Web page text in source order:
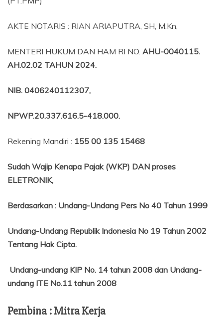
AKTE NOTARIS : RIAN ARIAPUTRA, SH, M.Kn,
MENTERI HUKUM DAN HAM RI NO. AHU-0040115.
AH.02.02 TAHUN 2024.
NIB. 0406240112307,
NPWP.20.337.616.5-418.000.
Rekening Mandiri : 155 00 135 15468
Sudah Wajip Kenapa Pajak (WKP) DAN proses
ELETRONIK,
Berdasarkan : Undang-Undang Pers No 40 Tahun 1999
Undang-Undang Republik Indonesia No 19 Tahun 2002
Tentang Hak Cipta.
Undang-undang KIP No. 14 tahun 2008 dan Undang-
undang ITE No.11 tahun 2008
Pembina : Mitra Kerja